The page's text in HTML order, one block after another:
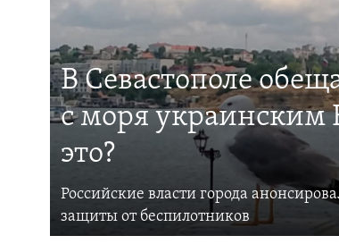
В Севастополе
с моря украинским
это?
Российские власти города
защиты от беспилотников